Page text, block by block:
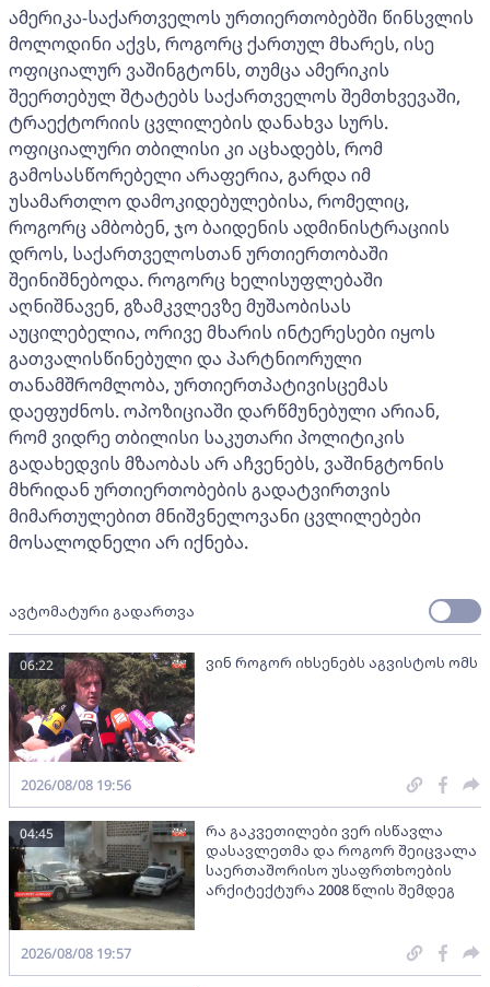
ამერიკა-საქართველოს ურთიერთობებში წინსვლის
მოლოდინი აქვს, როგორც ქართულ მხარეს, ისე
ოფიციალურ ვაშინგტონს, თუმცა ამერიკის
შეერთებულ შტატებს საქართველოს შემთხვევაში,
ტრაექტორიის ცვლილების დანახვა სურს.
ოფიციალური თბილისი კი აცხადებს, რომ
გამოსასწორებელი არაფერია, გარდა იმ
უსამართლო დამოკიდებულებისა, რომელიც,
როგორც ამბობენ, ჯო ბაიდენის ადმინისტრაციის
დროს, საქართველოსთან ურთიერთობაში
შეინიშნებოდა. როგორც ხელისუფლებაში
აღნიშნავენ, გზამკვლევზე მუშაობისას
აუცილებელია, ორივე მხარის ინტერესები იყოს
გათვალისწინებული და პარტნიორული
თანამშრომლობა, ურთიერთპატივისცემას
დაეფუძნოს. ოპოზიციაში დარწმუნებული არიან,
რომ ვიდრე თბილისი საკუთარი პოლიტიკის
გადახედვის მზაობას არ აჩვენებს, ვაშინგტონის
მხრიდან ურთიერთობების გადატვირთვის
მიმართულებით მნიშვნელოვანი ცვლილებები
მოსალოდნელი არ იქნება.
ავტომატური გადართვა
ვინ როგორ იხსენებს აგვისტოს ომს
06:22
2026/08/08 19:56
რა გაკვეთილები ვერ ისწავლა
დასავლეთმა და როგორ შეიცვალა
საერთაშორისო უსაფრთხოების
არქიტექტურა 2008 წლის შემდეგ
04:45
2026/08/08 19:57